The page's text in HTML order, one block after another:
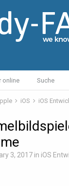
online Suche
iOS iOS
3, 2017 in iOS